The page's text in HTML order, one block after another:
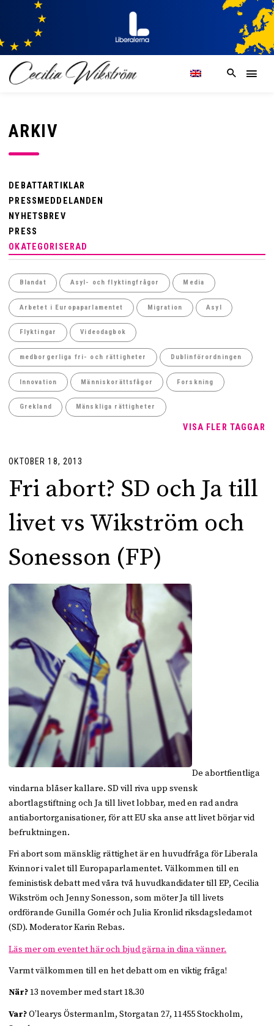
ARKIV
DEBATTARTIKLAR
PRESSMEDDELANDEN
NYHETSBREV
PRESS
OKATEGORISERAD
Blandat Asyl- och flyktingfrågor Media
Arbetet i Europaparlamentet Migration Asyl
Flyktingar Videodagbok
medborgerliga fri- och rättigheter Dublinförordningen
Innovation Människorättsfågor Forskning
Grekland Mänskliga rättigheter
VISA FLER TAGGAR
OKTOBER 18, 2013
Fri abort? SD och Ja till
livet vs Wikström och
Sonesson (FP)
De abortfientliga
vindarna blåser kallare. SD vill riva upp svensk
abortlagstiftning och Ja till livet lobbar, med en rad andra
antiabortorganisationer, för att EU ska anse att livet börjar vid
befruktningen.
Fri abort som mänsklig rättighet är en huvudfråga för Liberala
Kvinnor i valet till Europaparlamentet. Välkommen till en
feministisk debatt med våra två huvudkandidater till EP, Cecilia
Wikström och Jenny Sonesson, som möter Ja till livets
ordförande Gunilla Gomér och Julia Kronlid riksdagsledamot
(SD). Moderator Karin Rebas.
Läs mer om eventet här och bjud gärna in dina vänner.
Varmt välkommen till en het debatt om en viktig fråga!
När?13 november med start 18.30
Var?O’learys Östermanlm, Storgatan 27, 11455 Stockholm,